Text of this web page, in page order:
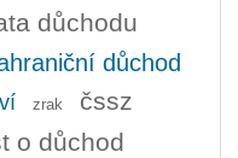
důchodu
důchod
zrak čssz
o důchod